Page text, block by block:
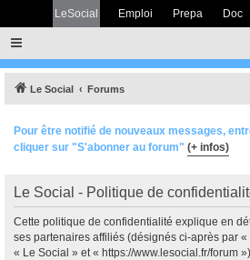
LeSocial Emploi Prepa Doc
Le Social Forums
Pour être notifié de nouveaux messages,
cliquer sur "S'abonner au forum" (+ infos)
Le Social - Politique de
Cette politique de confidentialité explique en
ses partenaires affiliés (désignés ci-après par
« Le Social » et « https://www.lesocial.fr/forum